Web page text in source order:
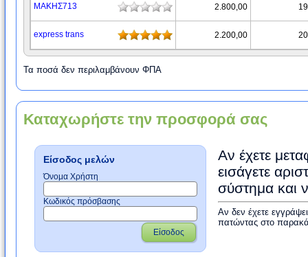
ΜΑΚΗΣ713 2.800,00
express trans 2.200,00
Τα ποσά δεν περιλαμβάνουν ΦΠΑ
Καταχωρήστε την προσφορά σας
Είσοδος μελών
Όνομα Χρήστη
Κωδικός πρόσβασης
Είσοδος
Αν έχετε
εισάγετε
σύστημα και
Αν δεν έχετε
πατώντας στο